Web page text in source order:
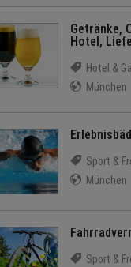
Getränke,
Hotel,
Hotel &
München
Sport &
München
Sport &